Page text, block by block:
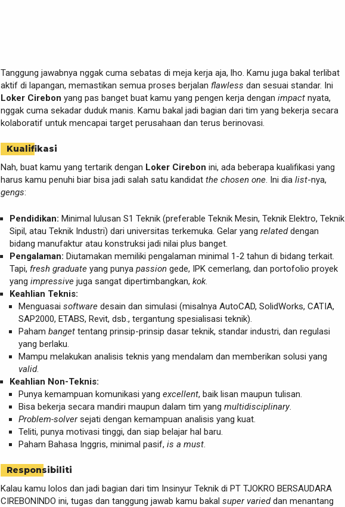
Tanggung jawabnya nggak cuma sebatas di meja kerja aja, lho. Kamu juga bakal terlibat
aktif di lapangan, memastikan semua proses berjalan flawless dan sesuai standar. Ini
Loker Cirebon yang pas banget buat kamu yang pengen kerja dengan impact nyata,
nggak cuma sekadar duduk manis. Kamu bakal jadi bagian dari tim yang bekerja secara
kolaboratif untuk mencapai target perusahaan dan terus berinovasi.
Kualifikasi
Nah, buat kamu yang tertarik dengan Loker Cirebon ini, ada beberapa kualifikasi yang
harus kamu penuhi biar bisa jadi salah satu kandidat the chosen one. Ini dia list-nya,
gengs:
Pendidikan: Minimal lulusan S1 Teknik (preferable Teknik Mesin, Teknik Elektro, Teknik
Sipil, atau Teknik Industri) dari universitas terkemuka. Gelar yang relateddengan
bidang manufaktur atau konstruksi jadi nilai plus banget.
Pengalaman: Diutamakan memiliki pengalaman minimal 1-2 tahun di bidang terkait.
Tapi, fresh graduate yang punya passion gede, IPK cemerlang, dan portofolio proyek
yang impressive juga sangat dipertimbangkan, kok.
Keahlian Teknis:
Menguasai software desain dan simulasi (misalnya AutoCAD, SolidWorks, CATIA,
SAP2000, ETABS, Revit, dsb., tergantung spesialisasi teknik).
Paham banget tentang prinsip-prinsip dasar teknik, standar industri, dan regulasi
yang berlaku.
Mampu melakukan analisis teknis yang mendalam dan memberikan solusi yang
valid.
Keahlian Non-Teknis:
Punya kemampuan komunikasi yang excellent, baik lisan maupun tulisan.
Bisa bekerja secara mandiri maupun dalam tim yang multidisciplinary.
Problem-solversejati dengan kemampuan analisis yang kuat.
Teliti, punya motivasi tinggi, dan siap belajar hal baru.
Paham Bahasa Inggris, minimal pasif, is a must
Responsibiliti
Kalau kamu lolos dan jadi bagian dari tim Insinyur Teknik di PT TJOKRO BERSAUDARA
CIREBONINDO ini, tugas dan tanggung jawab kamu bakal super varieddan menantang